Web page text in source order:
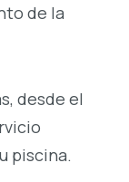
de la
desde el
piscina.